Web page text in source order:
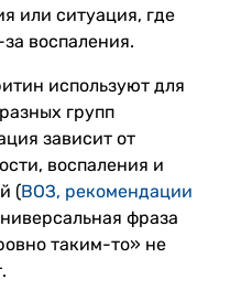
или ситуация, где
воспаления.
используют для
групп
зависит от
воспаления и
(ВОЗ, рекомендации
фраза
таким-то» не